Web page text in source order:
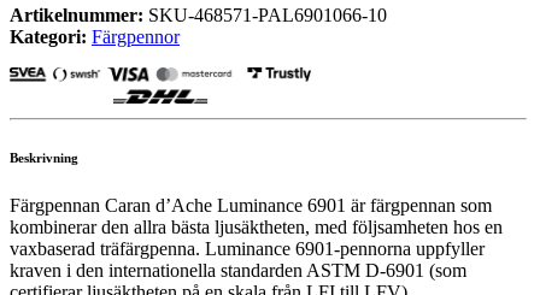
Artikelnummer: SKU-468571-PAL6901066-10
Kategori: Färgpennor
Beskrivning
Färgpennan Caran d’Ache Luminance 6901 är färgpennan som
kombinerar den allra bästa ljusäktheten, med följsamheten hos en
vaxbaserad träfärgpenna. Luminance 6901-pennorna uppfyller
kraven i den internationella standarden ASTM D-6901 (som